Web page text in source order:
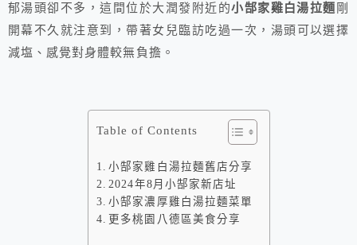
郁湯頭卻不多，這間位於大潤發附近的小郜家雞白湯拉麵 剛
開幕不久就注意到，帶著女兒臨訪吃過一次，湯頭可以選擇
減塩、感覺對身體較無負擔。
Table of Contents
小郜家雞白湯拉麵舊店分享
2024年8月小郜家新店址
小郜家濃厚雞白湯拉麵菜單
更多桃園八德區美食分享